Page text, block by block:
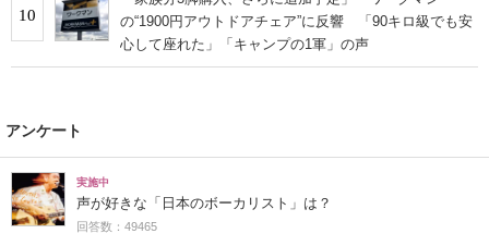
10
の“1900円アウトドアチェア”に反響 「90キロ級でも安
心して座れた」「キャンプの1軍」の声
アンケート
実施中
声が好きな「日本のボーカリスト」は？
回答数：49465